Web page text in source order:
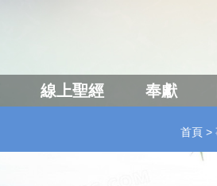
線上聖經 奉獻
首頁